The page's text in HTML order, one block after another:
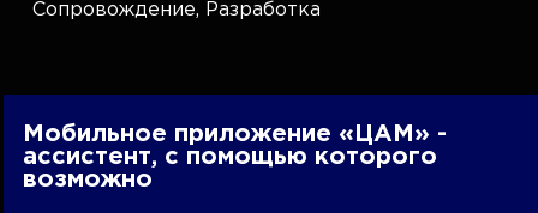
Сопровождение, Разработка
Мобильное приложение «ЦАМ» -
ассистент, с помощью которого
возможно